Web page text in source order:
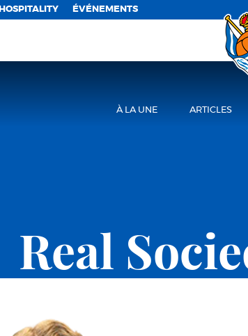
HOSPITALITY ÉVÉNEMENTS
À LA UNE ARTICLES
Real